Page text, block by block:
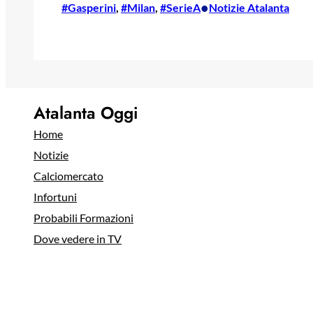
#Gasperini, #Milan, #SerieA•Notizie Atalanta
Atalanta Oggi
Home
Notizie
Calciomercato
Infortuni
Probabili Formazioni
Dove vedere in TV